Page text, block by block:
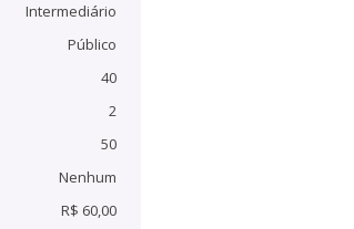
Intermediário
Público
40
2
50
Nenhum
R$ 60,00